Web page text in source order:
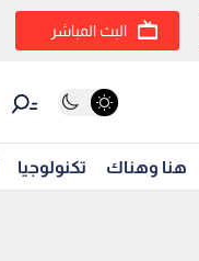
البث المباشر
هنا وهناك تكنولوجيا